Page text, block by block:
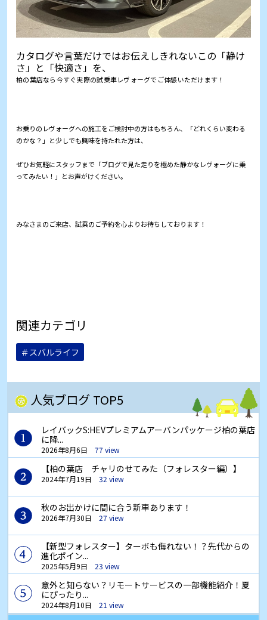
カタログや言葉だけではお伝えしきれないこの「静け
さ」と「快適さ」を、
柏の葉店なら今すぐ実際の試乗車レヴォーグでご体感いただけます！
お乗りのレヴォーグへの施工をご検討中の方はもちろん、「どれくらい変わる
のかな？」と少しでも興味を持たれた方は、
ぜひお気軽にスタッフまで「ブログで見た走りを極めた静かなレヴォーグに乗
ってみたい！」とお声がけください。
みなさまのご来店、試乗のご予約を心よりお待ちしております！
関連カテゴリ
＃スバルライフ
人気ブログ TOP5
レイバックS:HEVプレミアムアーバンパッケージ柏の葉店
に降...
2026年8月6日 77 view
【柏の葉店 チャリのせてみた（フォレスター編）】
2024年7月19日 32 view
秋のお出かけに間に合う新車あります！
2026年7月30日 27 view
【新型フォレスター】ターボも侮れない！？先代からの
進化ポイン...
2025年5月9日 23 view
意外と知らない？リモートサービスの一部機能紹介！夏
にぴったり...
2024年8月10日 21 view